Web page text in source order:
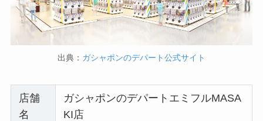
出典： ガシャポンのデパート公式サイト
店舗
名
ガシャポンのデパートエミフルMASA
KI店